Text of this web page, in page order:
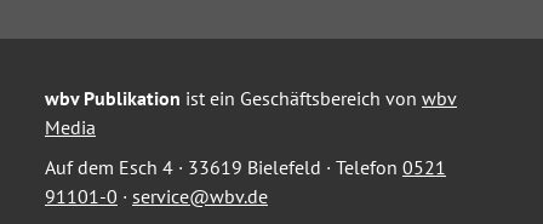
wbv Publikation ist ein Geschäftsbereich von wbv
Media
Auf dem Esch 4 · 33619 Bielefeld · Telefon 0521
91101-0 · service@wbv.de